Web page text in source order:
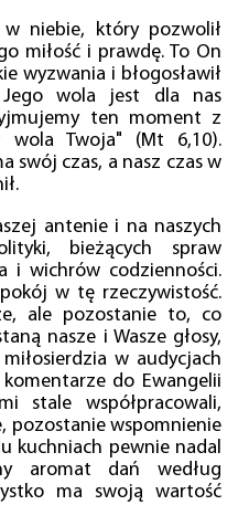
niebie, który pozwolił
miłość i prawdę. To On
wyzwania i błogosławił
wola jest dla nas
ten moment z
wola Twoja" (Mt 6,10).
swój czas, a nasz czas w
antenie i na naszych
bieżących spraw
i wichrów codzienności.
w tę rzeczywistość.
ale pozostanie to, co
nasze i Wasze głosy,
w audycjach
do Ewangelii
stale współpracowali,
pozostanie wspomnienie
kuchniach pewnie nadal
aromat dań według
ma swoją wartość